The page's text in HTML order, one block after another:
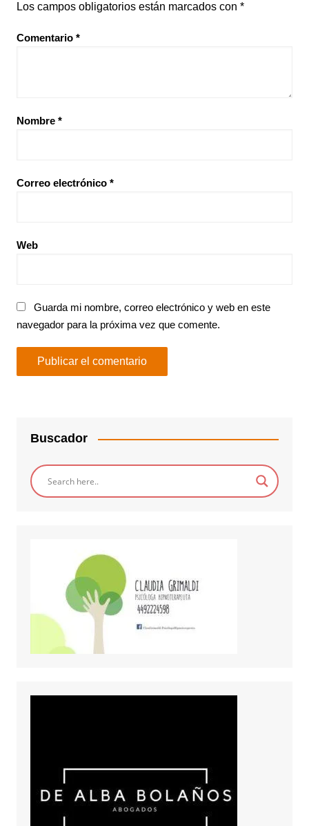
Los campos obligatorios están marcados con *
Comentario *
Nombre *
Correo electrónico *
Web
Guarda mi nombre, correo electrónico y web en este
navegador para la próxima vez que comente.
Buscador